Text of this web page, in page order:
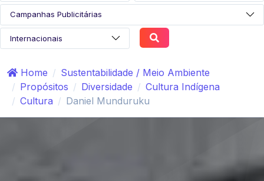
Home
Sustentabilidade / Meio Ambiente
Propósitos
Diversidade
Cultura Indígena
Cultura
Daniel Munduruku